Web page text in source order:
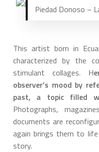
Piedad Donoso –
This artist born in
characterized by the
stimulant collages. H
observer’s mood by
past, a topic filled
Photographs,
documents are
again brings them to
story.